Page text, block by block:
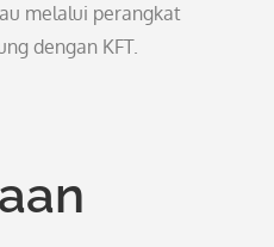
melalui perangkat
dengan KFT.